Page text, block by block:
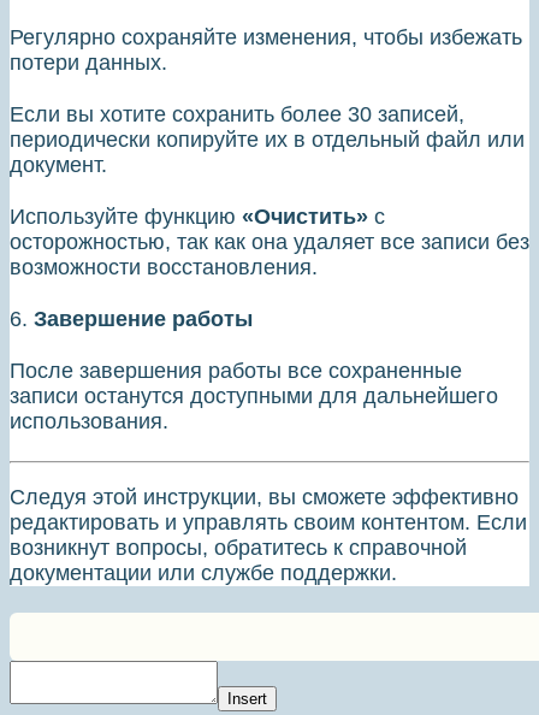
Регулярно сохраняйте изменения, чтобы избежать
потери данных.
Если вы хотите сохранить более 30 записей,
периодически копируйте их в отдельный файл или
документ.
Используйте функцию «Очистить» с
осторожностью, так как она удаляет все записи без
возможности восстановления.
6. Завершение работы
После завершения работы все сохраненные
записи останутся доступными для дальнейшего
использования.
Следуя этой инструкции, вы сможете эффективно
редактировать и управлять своим контентом. Если
возникнут вопросы, обратитесь к справочной
документации или службе поддержки.
Insert